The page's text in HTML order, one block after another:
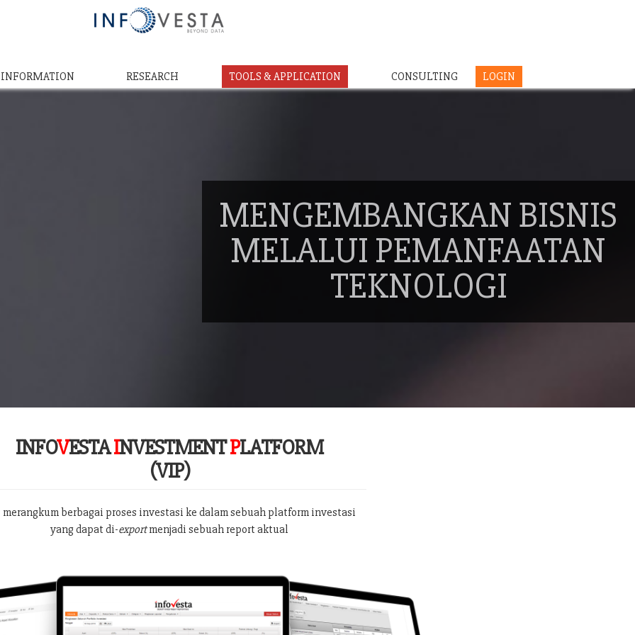
INFORMATION RESEARCH TOOLS & APPLICATION CONSULTING LOGIN
MENGEMBANGKAN BISNIS
MELALUI PEMANFAATAN
TEKNOLOGI
INFOVESTAINVESTMENTPLATFORM
(VIP)
merangkum berbagai proses investasi ke dalam sebuah platform investasi
yang dapat di-exportmenjadi sebuah report aktual